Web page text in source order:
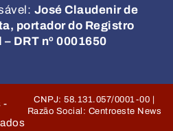
José Claudenir de
portador do Registro
DRT nº 0001650
-
CNPJ: 58.131.057/0001-00 |
Razão Social: Centroeste News